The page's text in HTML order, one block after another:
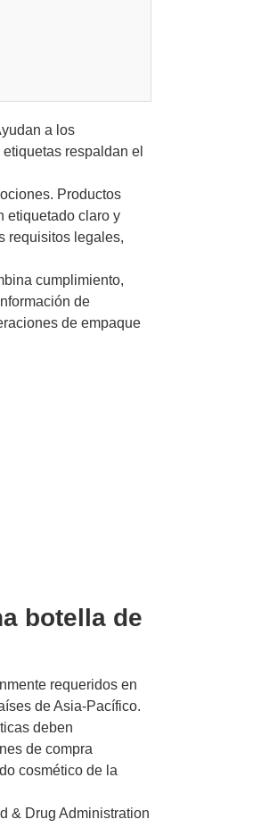
a los
respaldan el
Productos
etiquetado claro y
requisitos legales,
cumplimiento,
de
de empaque
botella de
requeridos en
de Asia-Pacífico.
deben
de compra
cosmético de la
& Drug Administration